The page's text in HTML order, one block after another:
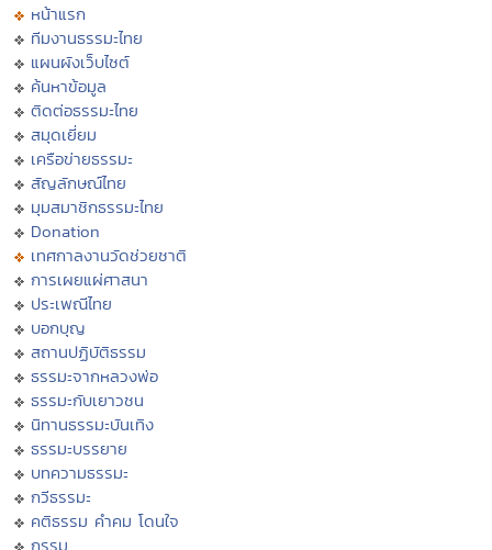
หน้าแรก
ทีมงานธรรมะไทย
แผนผังเว็บไซต์
ค้นหาข้อมูล
ติดต่อธรรมะไทย
สมุดเยี่ยม
เครือข่ายธรรมะ
สัญลักษณ์ไทย
มุมสมาชิกธรรมะไทย
Donation
เทศกาลงานวัดช่วยชาติ
การเผยแผ่ศาสนา
ประเพณีไทย
บอกบุญ
สถานปฏิบัติธรรม
ธรรมะจากหลวงพ่อ
ธรรมะกับเยาวชน
นิทานธรรมะบันเทิง
ธรรมะบรรยาย
บทความธรรมะ
กวีธรรมะ
คติธรรม คำคม โดนใจ
กรรม